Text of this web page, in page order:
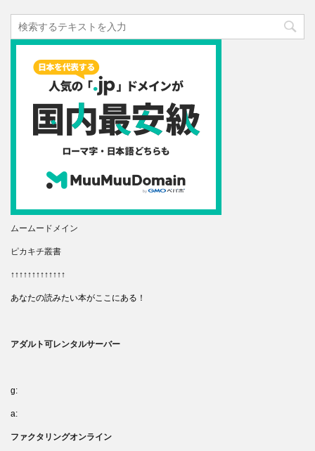
ムームードメイン
ピカキチ叢書
↑↑↑↑↑↑↑↑↑↑↑↑↑
あなたの読みたい本がここにある！
アダルト可レンタルサーバー
g:
a:
ファクタリングオンライン